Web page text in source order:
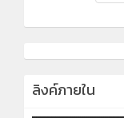
ลิงค์ภายใน